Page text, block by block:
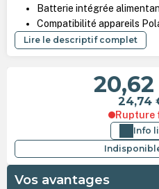
Batterie intégrée
Compatibilité appareils
Lire le descriptif complet
24,74
Rupture
Info
Vos avantages